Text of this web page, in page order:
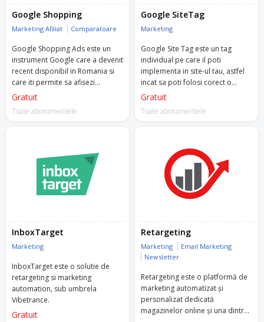
Google Shopping
Marketing Afiliat Comparatoare
Google Shopping Ads este un
instrument Google care a devenit
recent disponibil in Romania si
care iti permite sa afisezi
produsele si detaliile lor.
Gratuit
Toate abonamentele
Google SiteTag
Marketing
Google Site Tag este un tag
individual pe care il poti
implementa in site-ul tau, astfel
incat sa poti folosi corect o
multime de instrumente Google.
Gratuit
Toate abonamentele
InboxTarget
Marketing
InboxTarget este o solutie de
retargeting si marketing
automation, sub umbrela
Vibetrance.
Gratuit
Retargeting
Marketing
Email Marketing
Newsletter
Retargeting este o platformă de
marketing automatizat și
personalizat dedicată
magazinelor online și una dintre